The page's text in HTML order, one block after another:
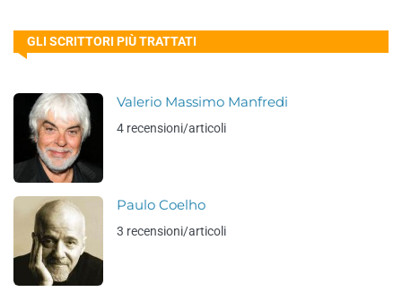
GLI SCRITTORI PIÙ TRATTATI
Valerio Massimo Manfredi
4 recensioni/articoli
Paulo Coelho
3 recensioni/articoli